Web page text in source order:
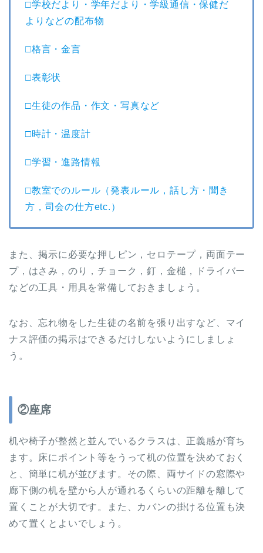
□学校だより・学年だより・学級通信・保健だ
よりなどの配布物
□格言・金言
□表彰状
□生徒の作品・作文・写真など
□時計・温度計
□学習・進路情報
□教室でのルール（発表ルール，話し方・聞き
方，司会の仕方etc.）
また、掲示に必要な押しピン，セロテープ，両面テー
プ，はさみ，のり，チョーク，釘，金槌，ドライバー
などの工具・用具を常備しておきましょう。
なお、忘れ物をした生徒の名前を張り出すなど、マイ
ナス評価の掲示はできるだけしないようにしましょ
う。
②座席
机や椅子が整然と並んでいるクラスは、正義感が育ち
ます。床にポイント等をうって机の位置を決めておく
と、簡単に机が並びます。その際、両サイドの窓際や
廊下側の机を壁から人が通れるくらいの距離を離して
置くことが大切です。また、カバンの掛ける位置も決
めて置くとよいでしょう。